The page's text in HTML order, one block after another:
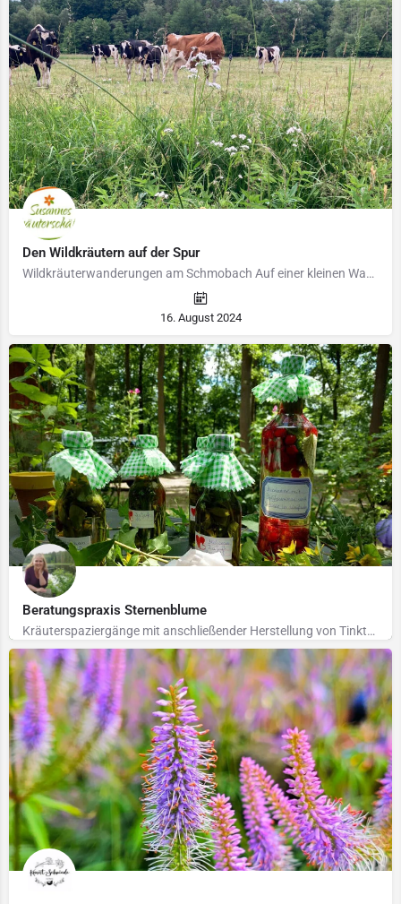
Den Wildkräutern auf der Spur
Wildkräuterwanderungen am Schmobach Auf einer kleinen Wanderung zeige ich Euch, was am Schmobach und am…
16. August 2024
Beratungspraxis Sternenblume
Kräuterspaziergänge mit anschließender Herstellung von Tinkturen, Salben und Köstlichkeiten. Ihr könnt mich…